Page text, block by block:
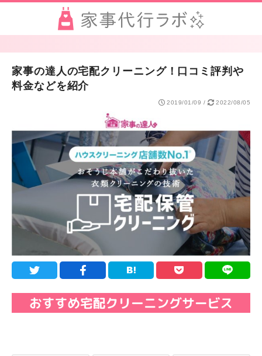
家事の達人の宅配クリーニング！口コミ評判や
料金などを紹介
2019/01/09 / 2022/08/05